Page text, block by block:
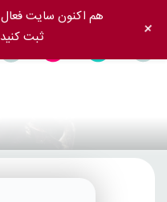
هم اکنون سایت فعال
ثبت کنید
+